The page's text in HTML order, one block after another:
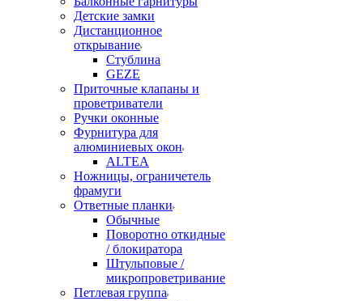
Детские замки
Дистанционное
открывание
Стублина
GEZE
Приточные клапаны и
проветриватели
Ручки оконные
Фурнитура для
алюминиевых окон
ALTEA
Ножницы, ограничетель
фрамуги
Ответные планки
Обычные
Поворотно откидные
/ блокиратора
Штульповые /
микропроветривание
Петлевая группа